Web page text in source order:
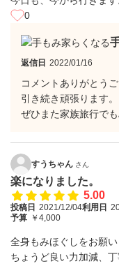
0
返信日 2022/01/16
コメントありがとうご
引き続き頑張ります。
ぜひまた家族旅行でも
すうちゃん さん
楽になりました。
5.00
投稿日 2021/12/04利用日
予算 ￥4,000
全身もみほぐしをお願い
ちょうど良い力加減、